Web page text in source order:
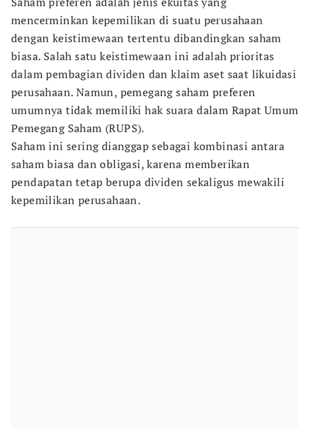
mencerminkan kepemilikan di suatu perusahaan
dengan keistimewaan tertentu dibandingkan saham
biasa. Salah satu keistimewaan ini adalah prioritas
dalam pembagian dividen dan klaim aset saat likuidasi
perusahaan. Namun, pemegang saham preferen
umumnya tidak memiliki hak suara dalam Rapat Umum
Pemegang Saham (RUPS).
Saham ini sering dianggap sebagai kombinasi antara
saham biasa dan obligasi, karena memberikan
pendapatan tetap berupa dividen sekaligus mewakili
kepemilikan perusahaan.